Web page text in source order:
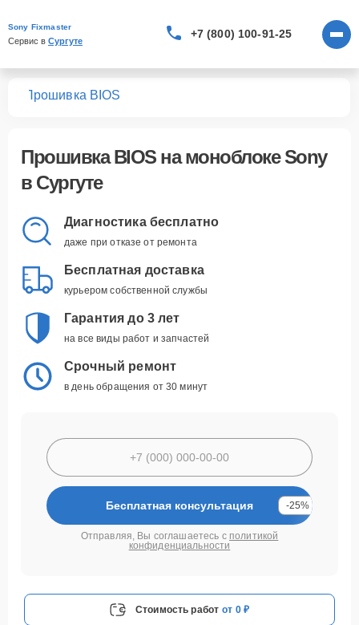
Sony Fixmaster
Сервис в Сургуте
+7 (800) 100-91-25
Прошивка BIOS
Прошивка BIOSна моноблоке Sony
в Сургуте
Диагностика бесплатно
даже при отказе от ремонта
Бесплатная доставка
курьером собственной службы
Гарантия до 3 лет
на все виды работ и запчастей
Срочный ремонт
в день обращения от 30 минут
Бесплатная консультация -25%
Отправляя, Вы соглашаетесь с политикой
конфиденциальности
Стоимость работ от 0 ₽